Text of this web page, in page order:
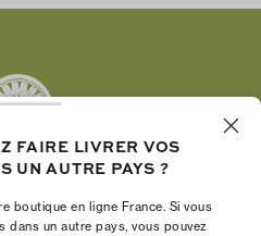
renforce le pouvoir
FAIRE LIVRER VOS
UN AUTRE PAYS ?
boutique en ligne France. Si vous
dans un autre pays, vous pouvez